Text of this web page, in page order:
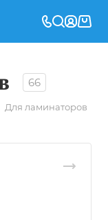
66
Для ламинаторов